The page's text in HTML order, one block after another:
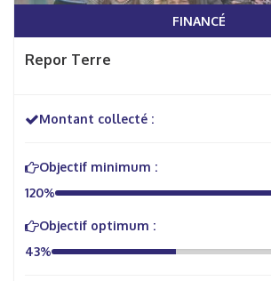
FINANCÉ
Repor Terre
Montant collecté :
Objectif minimum :
120%
Objectif optimum :
43%